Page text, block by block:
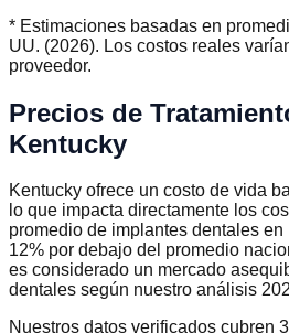
* Estimaciones basadas en
UU. (2026). Los costos reales
proveedor.
Precios de
Kentucky
Kentucky ofrece un costo de vida
lo que impacta directamente los
promedio de implantes dentales
12% por debajo del promedio
es considerado un mercado
dentales según nuestro análisis
Nuestros datos verificados cubren